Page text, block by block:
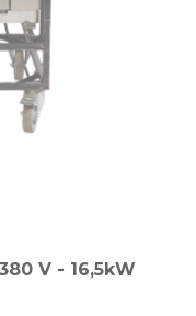
V - 16,5kW